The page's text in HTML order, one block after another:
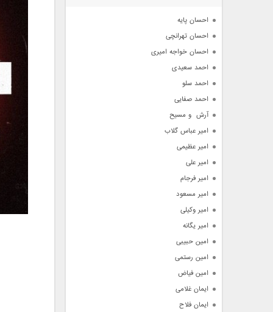
احسان پایه
احسان تهرانچی
احسان خواجه امیری
احمد سعیدی
احمد سلو
احمد صفایی
آرش  و مسیح
امیر عباس گلاب
امیر عظیمی
امیر علی
امیر فرجام
امیر مسعود
امیر وکیلی
امیر یگانه
امین حبیبی
امین رستمی
امین فیاض
ایمان غلامی
ایمان فلاح